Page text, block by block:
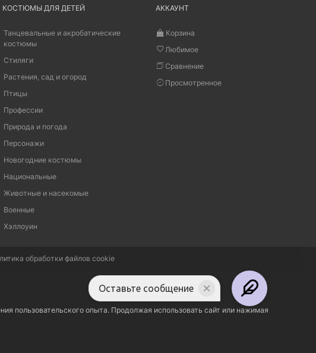
КОСТЮМЫ ДЛЯ ДЕТЕЙ
Танцевальные и акробатические
костюмы
Стиляги
Растения, сад и огород
Птицы
Профессии
Природа и погода
Персонажи
Новогодние костюмы
Национальные
Животные и насекомые
Военные
Хэллоуин
АККАУНТ
Корзина
Любимое
Сравнение
Просмотренное
обработки файлов cookie
пользовательского опыта. Продолжая использовать сайт или нажимая
Оставьте сообщение